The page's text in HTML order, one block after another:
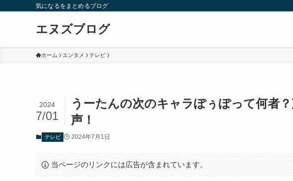
気になるをまとめるブログ
エヌズブログ
ホーム エンタメ テレビ
うーたんの次のキャラぽぅぽって何者
声！
2024
7/01
テレビ 2024年7月1日
当ページのリンクには広告が含まれています。